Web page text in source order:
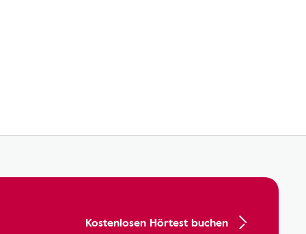
Kostenlosen Hörtest buchen